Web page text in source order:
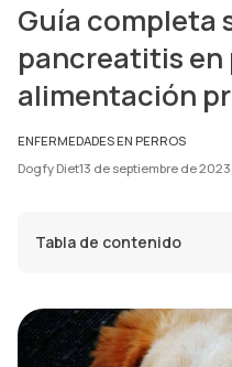
Guía completa
pancreatitis en
alimentación
ENFERMEDADES EN PERROS
Dogfy Diet13 de septiembre de 2023
Tabla de contenido